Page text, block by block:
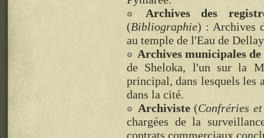
Archives des
(Bibliographie) : Archives
au temple de l'Eau de
Archives municipales de
de Sheloka, l'un sur la
principal, dans lesquels les
dans la cité.
Archiviste (Confréries
chargées de la
contrats commerciaux